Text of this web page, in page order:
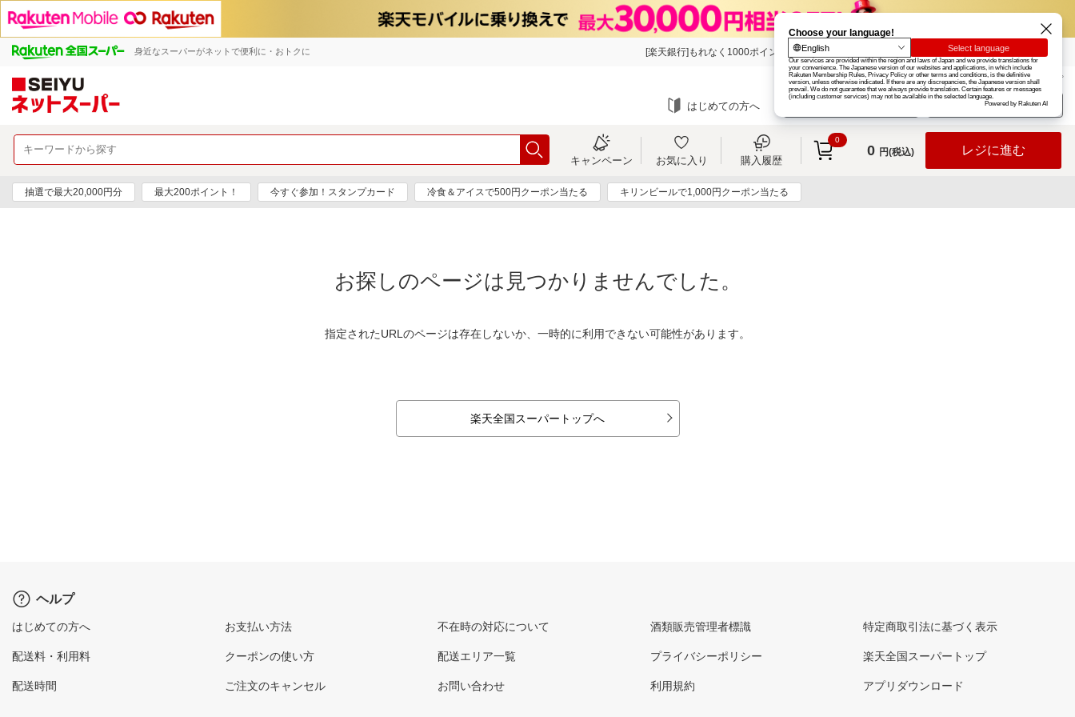
身近なスーパーがネットで便利に・おトクに [楽天銀行]もれなく1000ポイント 楽天グループ カード
お知らせ ヘルプ
はじめての方へ ログイン
キャンペーン お気に入り 購入履歴
0
0 円(税込) レジに進む
抽選で最大20,000円分 最大200ポイント！ 今すぐ参加！スタンプカード 冷食＆アイスで500円クーポン当たる キリンビールで1,000円クーポン当たる
お探しのページは見つかりませんでした。
指定されたURLのページは存在しないか、一時的に利用できない可能性があります。
楽天全国スーパートップへ
ヘルプ
はじめての方へ
配送料・利用料
配送時間
お支払い方法
クーポンの使い方
ご注文のキャンセル
不在時の対応について
配送エリア一覧
お問い合わせ
酒類販売管理者標識
プライバシーポリシー
利用規約
特定商取引法に基づく表示
楽天全国スーパートップ
アプリダウンロード